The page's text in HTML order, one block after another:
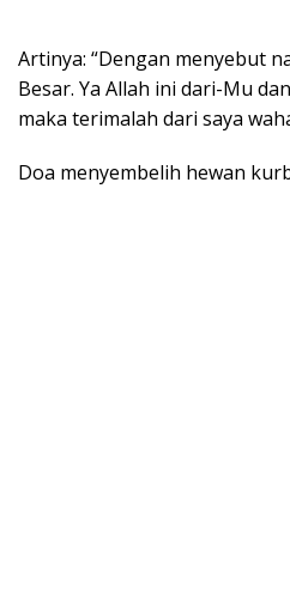
Artinya: “Dengan menyebut
Besar. Ya Allah ini dari-Mu
maka terimalah dari saya
Doa menyembelih hewan